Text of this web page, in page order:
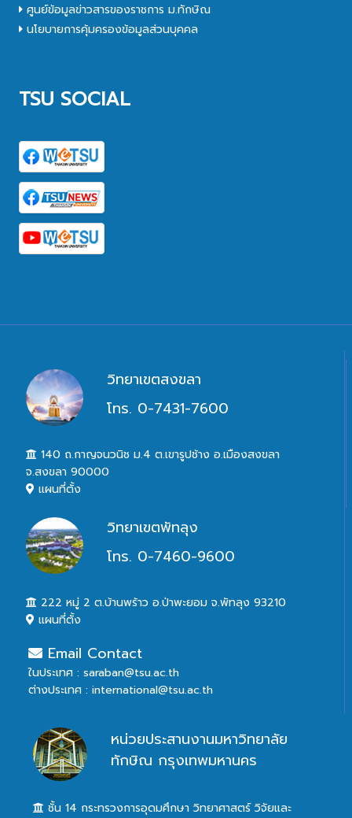
ศูนย์ข้อมูลข่าวสารของราชการ ม.ทักษิณ
นโยบายการคุ้มครองข้อมูลส่วนบุคคล
TSU SOCIAL
วิทยาเขตสงขลา
โทร. 0-7431-7600
140 ถ.กาญจนวนิช ม.4 ต.เขารูปช้าง อ.เมืองสงขลา
จ.สงขลา 90000
แผนที่ตั้ง
วิทยาเขตพัทลุง
โทร. 0-7460-9600
222 หมู่ 2 ต.บ้านพร้าว อ.ป่าพะยอม จ.พัทลุง 93210
แผนที่ตั้ง
Email Contact
ในประเทศ : saraban@tsu.ac.th
ต่างประเทศ : international@tsu.ac.th
หน่วยประสานงานมหาวิทยาลัย
ทักษิณ กรุงเทพมหานคร
ชั้น 14 กระทรวงการอุดมศึกษา วิทยาศาสตร์ วิจัยและ